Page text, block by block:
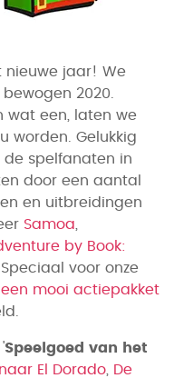
nieuwe jaar! We
2020.
wat een, laten we
worden. Gelukkig
de spelfanaten in
door een aantal
en uitbreidingen
Samoa
by Book:
. Speciaal voor onze
een mooi actiepakket
Speelgoed van het
El Dorado
De